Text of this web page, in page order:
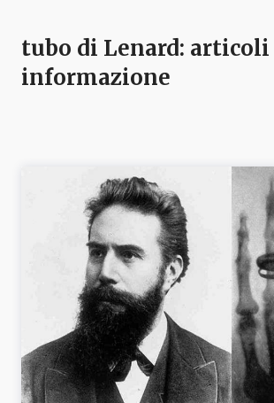
tubo di Lenard: articoli
informazione